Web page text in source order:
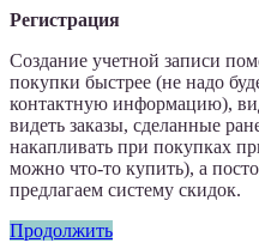
Регистрация
Создание учетной записи
покупки быстрее (не надо
контактную информацию),
видеть заказы, сделанные
накапливать при покупках
можно что-то купить), а
предлагаем систему скидок.
Продолжить